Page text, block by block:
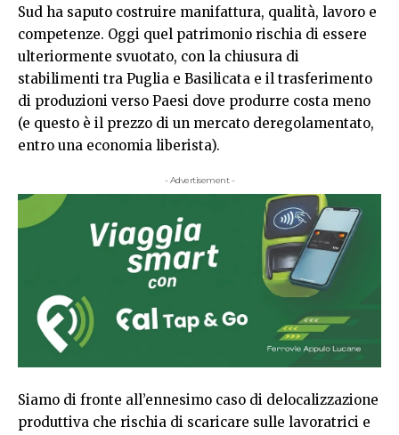
Sud ha saputo costruire manifattura, qualità, lavoro e
competenze. Oggi quel patrimonio rischia di essere
ulteriormente svuotato, con la chiusura di
stabilimenti tra Puglia e Basilicata e il trasferimento
di produzioni verso Paesi dove produrre costa meno
(e questo è il prezzo di un mercato deregolamentato,
entro una economia liberista).
- Advertisement -
Siamo di fronte all’ennesimo caso di delocalizzazione
produttiva che rischia di scaricare sulle lavoratrici e